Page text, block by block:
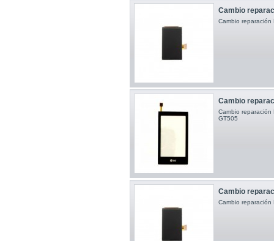
Cambio
Cambio reparación
Cambio
Cambio reparación
GT505
Cambio
Cambio reparación